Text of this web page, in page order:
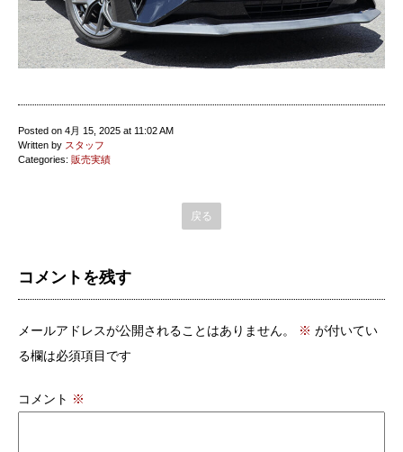
Posted on 4月 15, 2025 at 11:02 AM
Written by スタッフ
Categories: 販売実績
戻る
コメントを残す
メールアドレスが公開されることはありません。 ※ が付いてい
る欄は必須項目です
コメント ※